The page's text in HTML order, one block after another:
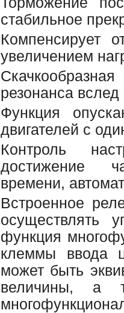
стабильное
Компенсирует
увеличением
резонанса вслед
Функция
двигателей с
Контроль
достижение
времени,
Встроенное
осуществлять
функция
клеммы ввода
может быть
величины, а